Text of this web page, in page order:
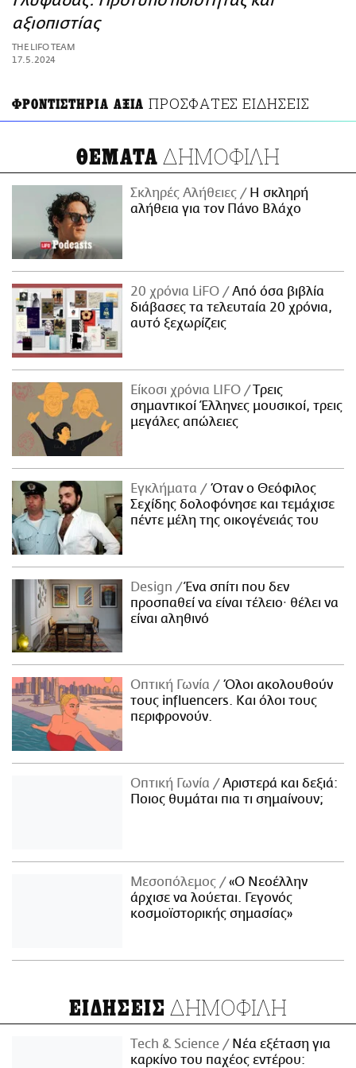
ΑΜΠΑ
PRINT
αξιοπιστίας
THE LIFO TEAM
17.5.2024
ΦΡΟΝΤΙΣΤΗΡΙΑ ΑΞΙΑ ΠΡΟΣΦΑΤΕΣ ΕΙΔΗΣΕΙΣ
ΘΕΜΑΤΑ ΔΗΜΟΦΙΛΗ
Σκληρές Αλήθειες
H σκληρή
αλήθεια για τον Πάνο Βλάχο
20 χρόνια LiFO
Από όσα βιβλία
διάβασες τα τελευταία 20 χρόνια,
αυτό ξεχωρίζεις
Είκοσι χρόνια LIFO
Tρεις
σημαντικοί Έλληνες μουσικοί, τρεις
μεγάλες απώλειες
Εγκλήματα
Όταν ο Θεόφιλος
Σεχίδης δολοφόνησε και τεμάχισε
πέντε μέλη της οικογένειάς του
Design
Ένα σπίτι που δεν
προσπαθεί να είναι τέλειο· θέλει να
είναι αληθινό
Οπτική Γωνία
Όλοι ακολουθούν
τους influencers. Και όλοι τους
περιφρονούν.
Οπτική Γωνία
Αριστερά και δεξιά:
Ποιος θυμάται πια τι σημαίνουν;
Μεσοπόλεμος
«Ο Νεοέλλην
άρχισε να λούεται. Γεγονός
κοσμοϊστορικής σημασίας»
ΕΙΔΗΣΕΙΣ ΔΗΜΟΦΙΛΗ
Τech & Science
Νέα εξέταση για
καρκίνο του παχέος εντέρου: